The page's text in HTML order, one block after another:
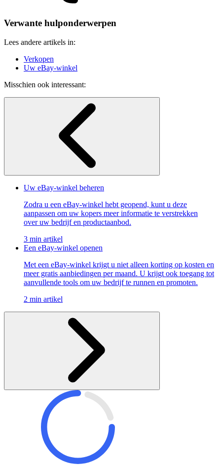
Verwante hulponderwerpen
Lees andere artikels in:
Verkopen
Uw eBay-winkel
Misschien ook interessant:
Uw eBay-winkel beheren
Zodra u een eBay-winkel hebt geopend, kunt u deze
aanpassen om uw kopers meer informatie te verstrekken
over uw bedrijf en productaanbod.
3 min artikel
Een eBay-winkel openen
Met een eBay-winkel krijgt u niet alleen korting op kosten en
meer gratis aanbiedingen per maand. U krijgt ook toegang tot
aanvullende tools om uw bedrijf te runnen en promoten.
2 min artikel